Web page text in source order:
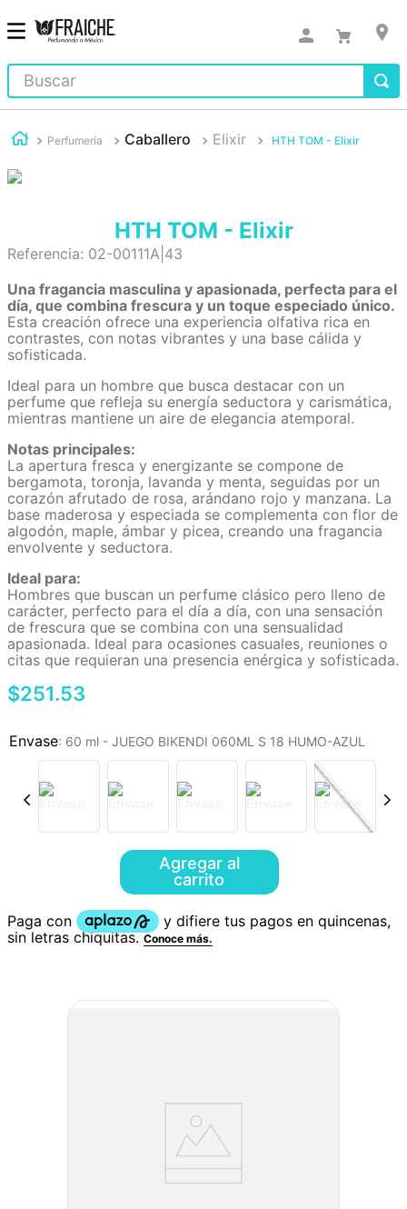
Buscar
Perfumería Caballero Elixir HTH TOM - Elixir
HTH TOM - Elixir
Referencia: 02-00111A|43
Una fragancia masculina y apasionada, perfecta para el
día, que combina frescura y un toque especiado único.
Esta creación ofrece una experiencia olfativa rica en
contrastes, con notas vibrantes y una base cálida y
sofisticada.
Ideal para un hombre que busca destacar con un
perfume que refleja su energía seductora y carismática,
mientras mantiene un aire de elegancia atemporal.
Notas principales:
La apertura fresca y energizante se compone de
bergamota, toronja, lavanda y menta, seguidas por un
corazón afrutado de rosa, arándano rojo y manzana. La
base maderosa y especiada se complementa con flor de
algodón, maple, ámbar y picea, creando una fragancia
envolvente y seductora.
Ideal para:
Hombres que buscan un perfume clásico pero lleno de
carácter, perfecto para el día a día, con una sensación
de frescura que se combina con una sensualidad
apasionada. Ideal para ocasiones casuales, reuniones o
citas que requieran una presencia enérgica y sofisticada.
$251.53
: 60 ml - JUEGO BIKENDI 060ML S 18 HUMO-AZUL
Agregar al
carrito